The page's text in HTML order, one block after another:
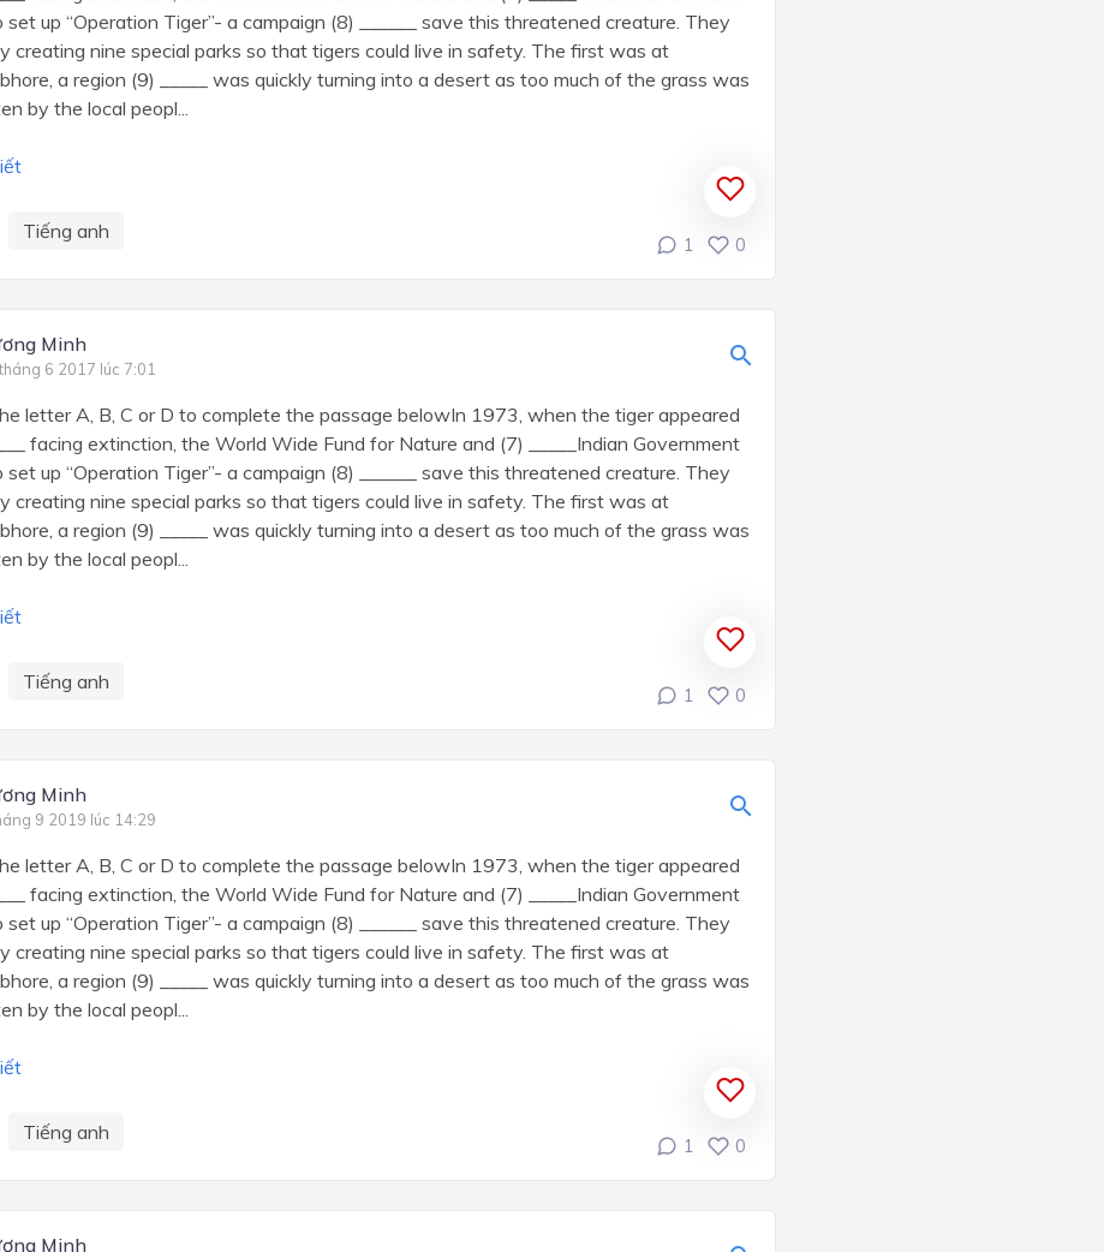
set up “Operation Tiger”- a campaign (8) ______ save this threatened creature. They
creating nine special parks so that tigers could live in safety. The first was at
a region (9) _____ was quickly turning into a desert as too much of the grass was
by the local peopl...
Tiếng anh
1 0
Minh
6 2017 lúc 7:01
letter A, B, C or D to complete the passage belowIn 1973, when the tiger appeared
facing extinction, the World Wide Fund for Nature and (7) _____Indian Government
set up “Operation Tiger”- a campaign (8) ______ save this threatened creature. They
creating nine special parks so that tigers could live in safety. The first was at
a region (9) _____ was quickly turning into a desert as too much of the grass was
by the local peopl...
Tiếng anh
1 0
Minh
9 2019 lúc 14:29
letter A, B, C or D to complete the passage belowIn 1973, when the tiger appeared
facing extinction, the World Wide Fund for Nature and (7) _____Indian Government
set up “Operation Tiger”- a campaign (8) ______ save this threatened creature. They
creating nine special parks so that tigers could live in safety. The first was at
a region (9) _____ was quickly turning into a desert as too much of the grass was
by the local peopl...
Tiếng anh
1 0
Minh